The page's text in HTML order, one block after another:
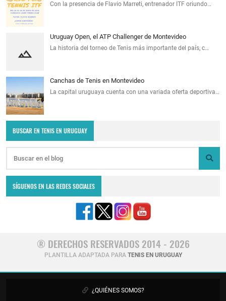
Con la presencia de Flavio Marreti, entrenador ITF oriundo…
Uruguay Open, el ATP Challenger de Montevideo
La historia del torneo de Tenis más importante del país, c…
Canchas de Tenis en Montevideo
La capital uruguaya cuenta con una variada oferta deportiva…
BUSCAR EN TENIS EN URUGUAY
SÍGUENOS EN LAS REDES SOCIALES
® DERECHOS RESERVADOS 2014 - 2026
PLANTILLA ADAPTADA PARA TENIS EN URUGUAY
¿QUIÉNES SOMOS?